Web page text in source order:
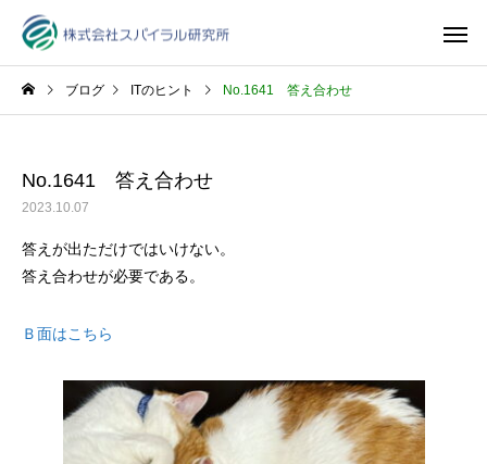
ブログ ITのヒント No.1641 答え合わせ
No.1641 答え合わせ
2023.10.07
答えが出ただけではいけない。
答え合わせが必要である。
Ｂ面はこちら